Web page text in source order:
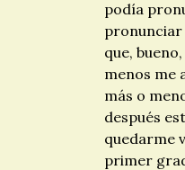
podía
pronunciar
que,
menos me
más o
después
quedarme
primer